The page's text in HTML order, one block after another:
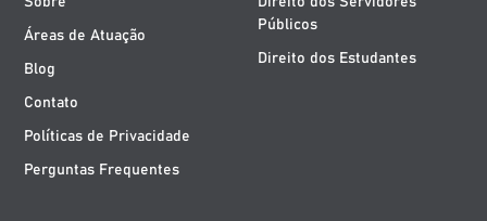
Áreas de Atuação
Blog
Contato
Políticas de Privacidade
Perguntas Frequentes
Públicos
Direito dos Estudantes